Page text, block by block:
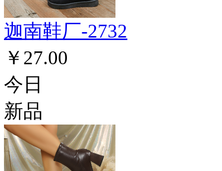
迦南鞋厂-2732
￥27.00
今日
新品